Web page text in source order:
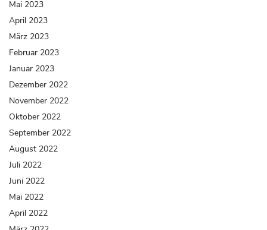
Mai 2023
April 2023
März 2023
Februar 2023
Januar 2023
Dezember 2022
November 2022
Oktober 2022
September 2022
August 2022
Juli 2022
Juni 2022
Mai 2022
April 2022